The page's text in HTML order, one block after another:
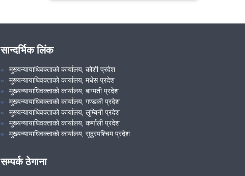
१२ बजेबाट उक्त अध्यादेशका व्यवस्थाहरू
निष्क्रिय हुने जाने भएकाले सो सम्बन्धमा सरकारी
वकीलहरूले सम्पादन गर्ने कामकारवाही सम्बन्धी
जानकारी ।
सान्दर्भिक लिंक
मुख्यन्यायाधिवक्ताको कार्यालय, कोशी प्रदेश
मुख्यन्यायाधिवक्ताको कार्यालय, मधेस प्रदेश
मुख्यन्यायाधिवक्ताको कार्यालय, बाग्मती प्रदेश
मुख्यन्यायाधिवक्ताको कार्यालय, गण्डकी प्रदेश
मुख्यन्यायाधिवक्ताको कार्यालय, लुम्बिनी प्रदेश
मुख्यन्यायाधिवक्ताको कार्यालय, कर्णाली प्रदेश
मुख्यन्यायाधिवक्ताको कार्यालय, सुदुरपश्चिम प्रदेश
सम्पर्क ठेगाना